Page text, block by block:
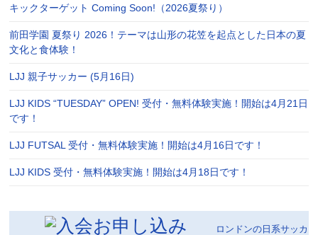
キックターゲット Coming Soon!（2026夏祭り）
前田学園 夏祭り 2026！テーマは山形の花笠を起点とした日本の夏
文化と食体験！
LJJ 親子サッカー (5月16日)
LJJ KIDS “TUESDAY” OPEN! 受付・無料体験実施！開始は4月21日
です！
LJJ FUTSAL 受付・無料体験実施！開始は4月16日です！
LJJ KIDS 受付・無料体験実施！開始は4月18日です！
ロンドンの日系サッカ